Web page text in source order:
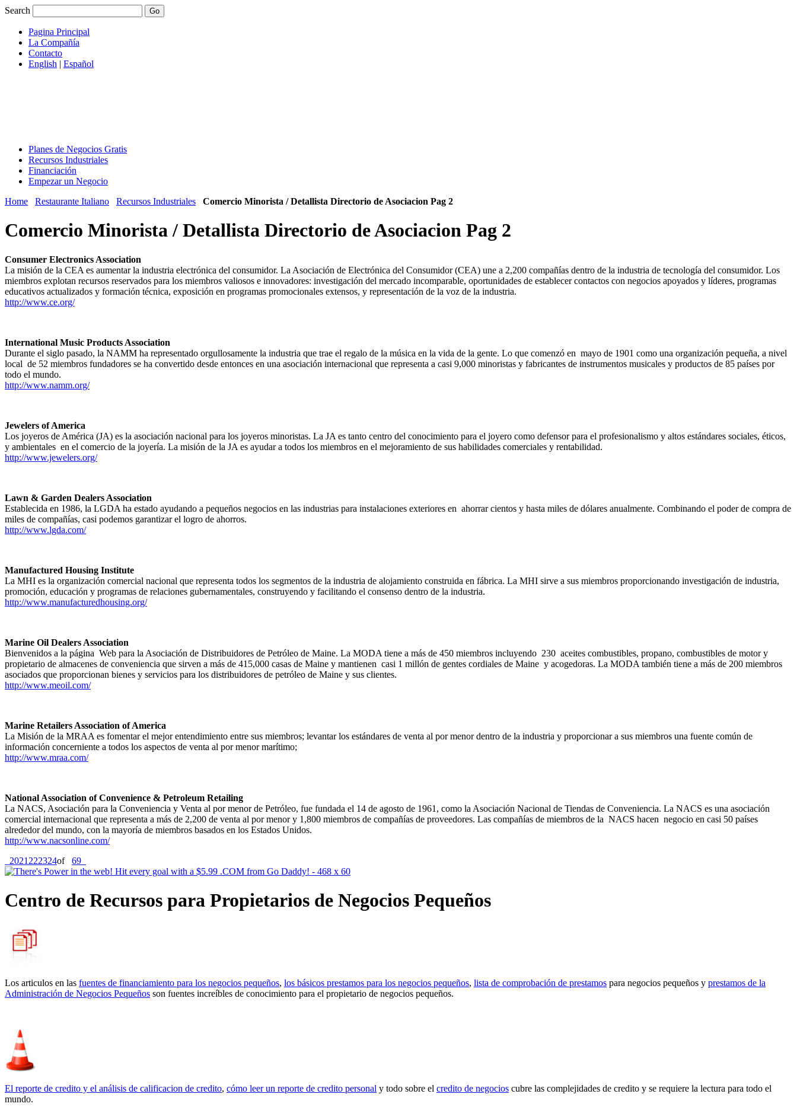
Search
Pagina Principal
La Compañía
Contacto
English | Español
Planes de Negocios Gratis
Recursos Industriales
Financiación
Empezar un Negocio
Home
Restaurante Italiano Recursos Industriales Comercio Minorista / Detallista Directorio de Asociacion Pag 2
Comercio Minorista / Detallista Directorio de Asociacion Pag 2
Consumer Electronics Association
La misión de la CEA es aumentar la industria electrónica del consumidor. La Asociación de Electrónica del Consumidor (CEA) une a 2,200 compañías dentro de la industria de tecnología del consumidor. Los
miembros explotan recursos reservados para los miembros valiosos e innovadores: investigación del mercado incomparable, oportunidades de establecer contactos con negocios apoyados y líderes, programas
educativos actualizados y formación técnica, exposición en programas promocionales extensos, y representación de la voz de la industria.
http://www.ce.org/
International Music Products Association
Durante el siglo pasado, la NAMM ha representado orgullosamente la industria que trae el regalo de la música en la vida de la gente. Lo que comenzó en mayo de 1901 como una organización pequeña, a nivel
local de 52 miembros fundadores se ha convertido desde entonces en una asociación internacional que representa a casi 9,000 minoristas y fabricantes de instrumentos musicales y productos de 85 países por
todo el mundo.
http://www.namm.org/
Jewelers of America
Los joyeros de América (JA) es la asociación nacional para los joyeros minoristas. La JA es tanto centro del conocimiento para el joyero como defensor para el profesionalismo y altos estándares sociales, éticos,
y ambientales en el comercio de la joyería. La misión de la JA es ayudar a todos los miembros en el mejoramiento de sus habilidades comerciales y rentabilidad.
http://www.jewelers.org/
Lawn & Garden Dealers Association
Establecida en 1986, la LGDA ha estado ayudando a pequeños negocios en las industrias para instalaciones exteriores en ahorrar cientos y hasta miles de dólares anualmente. Combinando el poder de compra de
miles de compañías, casi podemos garantizar el logro de ahorros.
http://www.lgda.com/
Manufactured Housing Institute
La MHI es la organización comercial nacional que representa todos los segmentos de la industria de alojamiento construida en fábrica. La MHI sirve a sus miembros proporcionando investigación de industria,
promoción, educación y programas de relaciones gubernamentales, construyendo y facilitando el consenso dentro de la industria.
http://www.manufacturedhousing.org/
Marine Oil Dealers Association
Bienvenidos a la página Web para la Asociación de Distribuidores de Petróleo de Maine. La MODA tiene a más de 450 miembros incluyendo 230 aceites combustibles, propano, combustibles de motor y
propietario de almacenes de conveniencia que sirven a más de 415,000 casas de Maine y mantienen casi 1 millón de gentes cordiales de Maine y acogedoras. La MODA también tiene a más de 200 miembros
asociados que proporcionan bienes y servicios para los distribuidores de petróleo de Maine y sus clientes.
http://www.meoil.com/
Marine Retailers Association of America
La Misión de la MRAA es fomentar el mejor entendimiento entre sus miembros; levantar los estándares de venta al por menor dentro de la industria y proporcionar a sus miembros una fuente común de
información concerniente a todos los aspectos de venta al por menor marítimo;
http://www.mraa.com/
National Association of Convenience & Petroleum Retailing
La NACS, Asociación para la Conveniencia y Venta al por menor de Petróleo, fue fundada el 14 de agosto de 1961, como la Asociación Nacional de Tiendas de Conveniencia. La NACS es una asociación
comercial internacional que representa a más de 2,200 de venta al por menor y 1,800 miembros de compañías de proveedores. Las compañías de miembros de la NACS hacen negocio en casi 50 países
alrededor del mundo, con la mayoría de miembros basados en los Estados Unidos.
http://www.nacsonline.com/
2021 222324of 69
Centro de Recursos para Propietarios de Negocios Pequeños
Los articulos en las fuentes de financiamiento para los negocios pequeños, los básicos prestamos para los negocios pequeños, lista de comprobación de prestamos para negocios pequeños y prestamos de la
Administración de Negocios Pequeños son fuentes increíbles de conocimiento para el propietario de negocios pequeños.
El reporte de credito y el análisis de calificacion de credito, cómo leer un reporte de credito personal y todo sobre el credito de negocios cubre las complejidades de credito y se requiere la lectura para todo el
mundo.